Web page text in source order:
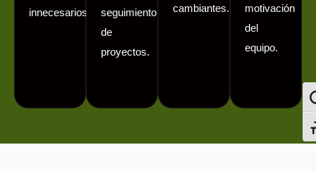
innecesarios.
seguimiento
de
proyectos.
cambiantes.
motivación
del
equipo.